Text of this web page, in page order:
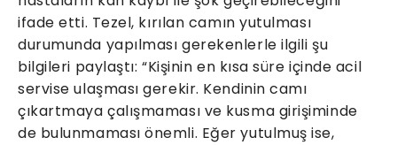
ifade etti. Tezel, kırılan camın yutulması
durumunda yapılması gerekenlerle ilgili şu
bilgileri paylaştı: “Kişinin en kısa süre içinde acil
servise ulaşması gerekir. Kendinin camı
çıkartmaya çalışmaması ve kusma girişiminde
de bulunmaması önemli. Eğer yutulmuş ise,